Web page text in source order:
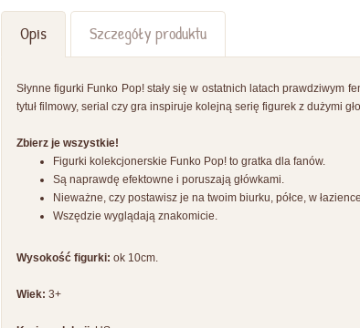
Opis Szczegóły produktu
Słynne figurki Funko Pop! stały się w ostatnich latach prawdziwym
tytuł filmowy, serial czy gra inspiruje kolejną serię figurek z dużymi
Zbierz je wszystkie!
Figurki kolekcjonerskie Funko Pop! to gratka dla fanów.
Są naprawdę efektowne i poruszają główkami.
Nieważne, czy postawisz je na twoim biurku, półce, w
Wszędzie wyglądają znakomicie.
Wysokość figurki: ok 10cm.
Wiek: 3+